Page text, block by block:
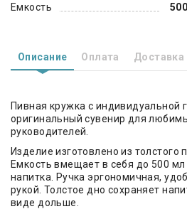
Емкость
Описание Оплата Доставка
Пивная кружка с индивидуальной
оригинальный сувенир для
руководителей.
Изделие изготовлено из толстого
Емкость вмещает в себя до 500
напитка. Ручка эргономичная,
рукой. Толстое дно сохраняет
виде дольше.